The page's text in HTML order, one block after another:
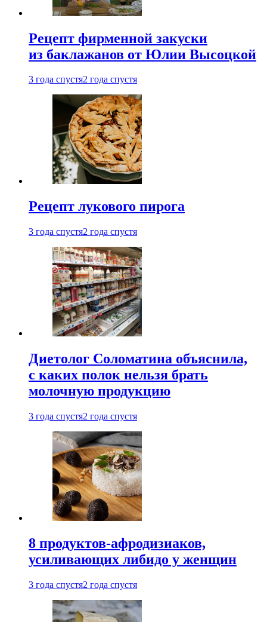
Рецепт фирменной закуски
из баклажанов от Юлии Высоцкой
3 года спустя2 года спустя
Рецепт лукового пирога
3 года спустя2 года спустя
Диетолог Соломатина объяснила,
с каких полок нельзя брать
молочную продукцию
3 года спустя2 года спустя
8 продуктов-афродизиаков,
усиливающих либидо у женщин
3 года спустя2 года спустя